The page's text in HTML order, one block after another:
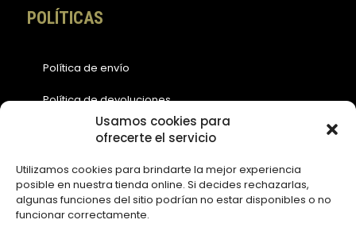
Usamos cookies para
ofrecerte el servicio
Utilizamos cookies para brindarte la mejor experiencia
posible en nuestra tienda online. Si decides rechazarlas,
algunas funciones del sitio podrían no estar disponibles o no
funcionar correctamente.
POLÍTICAS
Política de envío
Política de devoluciones
Política de cookies (EU)
Política de privacidad
Aviso legal